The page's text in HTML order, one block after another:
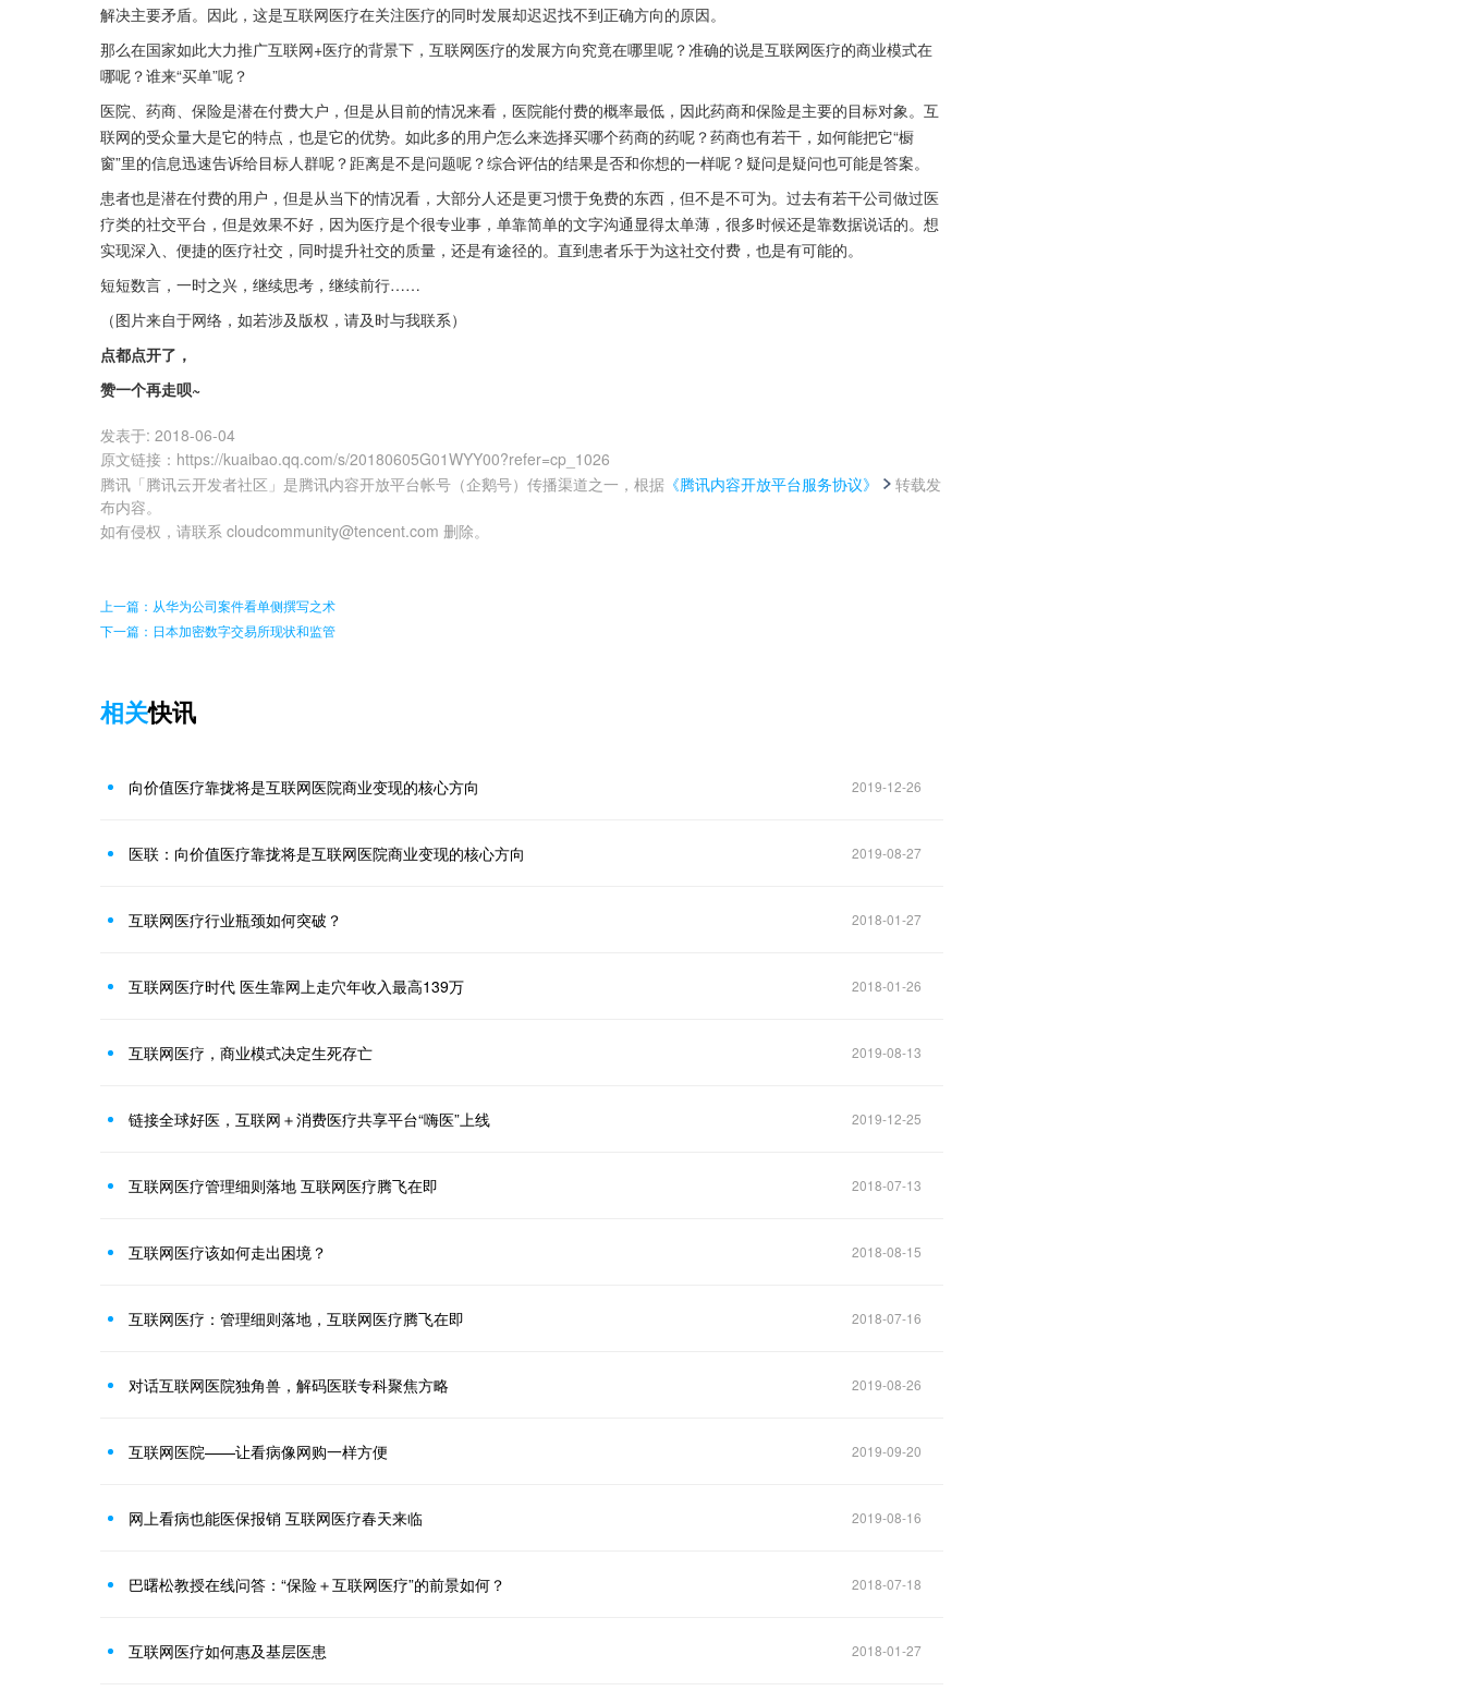
解决主要矛盾。因此，这是互联网医疗在关注医疗的同时发展却迟迟找不到正确方向的原因。
那么在国家如此大力推广互联网+医疗的背景下，互联网医疗的发展方向究竟在哪里呢？准确的说是互联网医疗的商业模式在
哪呢？谁来“买单”呢？
医院、药商、保险是潜在付费大户，但是从目前的情况来看，医院能付费的概率最低，因此药商和保险是主要的目标对象。互
联网的受众量大是它的特点，也是它的优势。如此多的用户怎么来选择买哪个药商的药呢？药商也有若干，如何能把它“橱
窗”里的信息迅速告诉给目标人群呢？距离是不是问题呢？综合评估的结果是否和你想的一样呢？疑问是疑问也可能是答案。
患者也是潜在付费的用户，但是从当下的情况看，大部分人还是更习惯于免费的东西，但不是不可为。过去有若干公司做过医
疗类的社交平台，但是效果不好，因为医疗是个很专业事，单靠简单的文字沟通显得太单薄，很多时候还是靠数据说话的。想
实现深入、便捷的医疗社交，同时提升社交的质量，还是有途径的。直到患者乐于为这社交付费，也是有可能的。
短短数言，一时之兴，继续思考，继续前行……
（图片来自于网络，如若涉及版权，请及时与我联系）
点都点开了，
赞一个再走呗~
发表于: 2018-06-04
原文链接 ： https://kuaibao.qq.com/s/20180605G01WYY00?refer=cp_1026
腾讯「腾讯云开发者社区」是腾讯内容开放平台帐号（企鹅号）传播渠道之一，根据 《腾讯内容开放平台服务协议》
转载发
布内容。
如有侵权，请联系 cloudcommunity@tencent.com 删除。
上一篇：从华为公司案件看单侧撰写之术
下一篇：日本加密数字交易所现状和监管
相关快讯
向价值医疗靠拢将是互联网医院商业变现的核心方向 2019-12-26
医联：向价值医疗靠拢将是互联网医院商业变现的核心方向 2019-08-27
互联网医疗行业瓶颈如何突破？ 2018-01-27
互联网医疗时代 医生靠网上走穴年收入最高139万 2018-01-26
互联网医疗，商业模式决定生死存亡 2019-08-13
链接全球好医，互联网＋消费医疗共享平台“嗨医”上线 2019-12-25
互联网医疗管理细则落地 互联网医疗腾飞在即 2018-07-13
互联网医疗该如何走出困境？ 2018-08-15
互联网医疗：管理细则落地，互联网医疗腾飞在即 2018-07-16
对话互联网医院独角兽，解码医联专科聚焦方略 2019-08-26
互联网医院——让看病像网购一样方便 2019-09-20
网上看病也能医保报销 互联网医疗春天来临 2019-08-16
巴曙松教授在线问答：“保险＋互联网医疗”的前景如何？ 2018-07-18
互联网医疗如何惠及基层医患 2018-01-27